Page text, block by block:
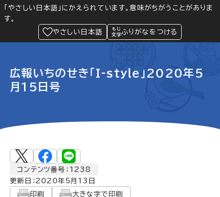
「やさしい日本語」にかえられています。意味がちがうことがありま
す。
やさしい日本語
ふりがなをつける
Language 閲覧支援
緊急情報
広報いちのせき「I-style」2020年5
月15日号
コンテンツ番号：1238
更新日： 2020年5月13日
印刷
大きな字で印刷